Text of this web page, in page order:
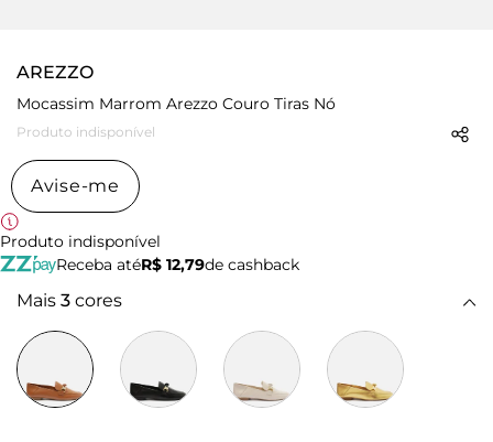
AREZZO
Mocassim Marrom Arezzo Couro Tiras Nó
Produto indisponível
Avise-me
Produto indisponível
Receba atéR$ 12,79de cashback
Mais 3 cores